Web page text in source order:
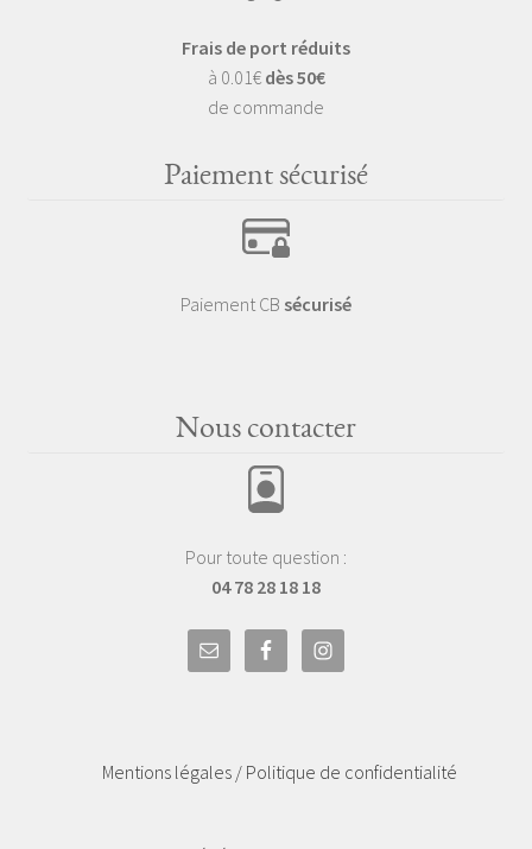
Frais de port réduits
à 0.01€ dès 50€
de commande
Paiement sécurisé
Paiement CB sécurisé
Nous contacter
Pour toute question :
04 78 28 18 18
Mentions légales / Politique de confidentialité